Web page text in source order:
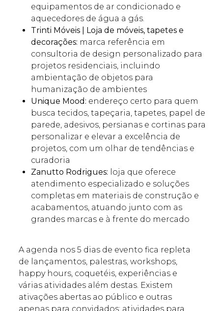
equipamentos de ar condicionado e
aquecedores de água a gás.
Trinti Móveis | Loja de móveis, tapetes e
decorações: marca referência em
consultoria de design personalizado para
projetos residenciais, incluindo
ambientação de objetos para
humanização de ambientes
Unique Mood: endereço certo para quem
busca tecidos, tapeçaria, tapetes, papel de
parede, adesivos, persianas e cortinas para
personalizar e elevar a excelência de
projetos, com um olhar de tendências e
curadoria
Zanutto Rodrigues: loja que oferece
atendimento especializado e soluções
completas em materiais de construção e
acabamentos, atuando junto com as
grandes marcas e à frente do mercado
A agenda nos 5 dias de evento fica repleta
de lançamentos, palestras, workshops,
happy hours, coquetéis, experiências e
várias atividades além destas. Existem
ativações abertas ao público e outras
apenas para convidados; atividades para